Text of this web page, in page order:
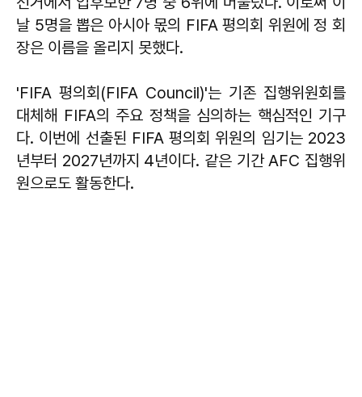
날 5명을 뽑은 아시아 몫의 FIFA 평의회 위원에 정 회
장은 이름을 올리지 못했다.
'FIFA 평의회(FIFA Council)'는 기존 집행위원회를
대체해 FIFA의 주요 정책을 심의하는 핵심적인 기구
다. 이번에 선출된 FIFA 평의회 위원의 임기는 2023
년부터 2027년까지 4년이다. 같은 기간 AFC 집행위
원으로도 활동한다.